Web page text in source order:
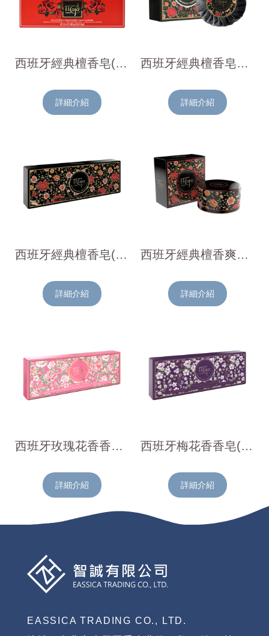
西班牙經典檀香皂(100g x 3入)
詳細介紹
西班牙經典檀香皂140g
詳細介紹
西班牙經典檀香皂(140g x 3入)
詳細介紹
西班牙經典檀香爽身粉150g
詳細介紹
西班牙玫瑰花香香皂(100gx3入)
詳細介紹
西班牙梅花香香皂(100gx3入)
詳細介紹
EASSICA TRADING CO., LTD.